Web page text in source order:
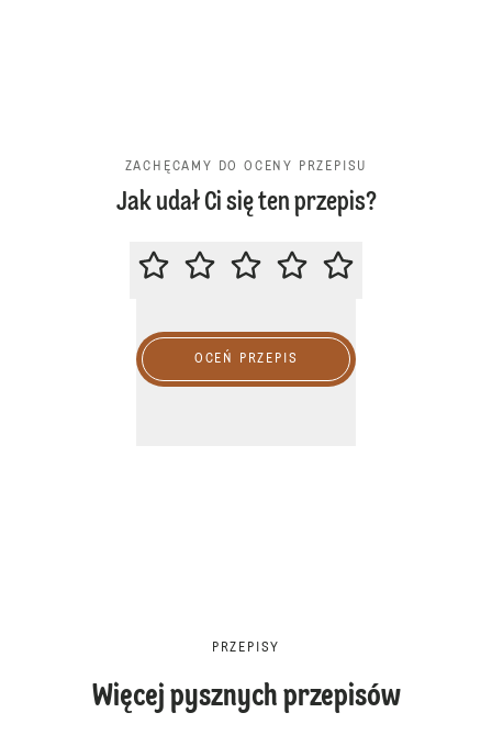
ZACHĘCAMY DO OCENY PRZEPISU
Jak udał Ci się ten przepis?
ZACHĘCAMY DO OCENY
OCEŃ PRZEPIS
PRZEPISY
Więcej pysznych przepisów